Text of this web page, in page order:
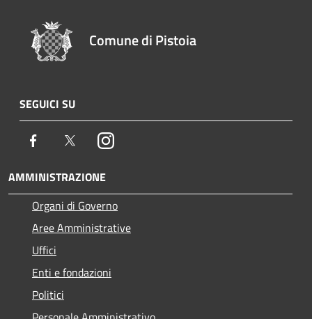
Comune di Pistoia
SEGUICI SU
Facebook TwitterInstagram
AMMINISTRAZIONE
Organi di Governo
Aree Amministrative
Uffici
Enti e fondazioni
Politici